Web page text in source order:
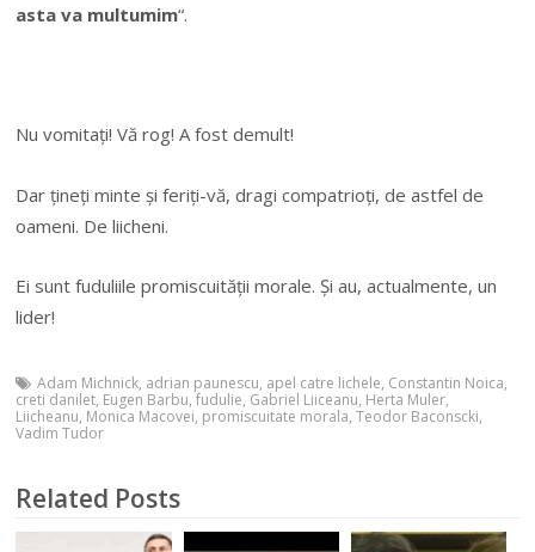
asta va multumim“.
Nu vomitați! Vă rog! A fost demult!
Dar țineți minte și feriți-vă, dragi compatrioți, de astfel de
oameni. De liicheni.
Ei sunt fuduliile promiscuității morale. Și au, actualmente, un
lider!
Adam Michnick, adrian paunescu, apel catre lichele, Constantin Noica,
creti danilet, Eugen Barbu,fudulie, Gabriel Liiceanu, Herta Muler,
Liicheanu, Monica Macovei, promiscuitate morala,Teodor Baconscki,
Vadim Tudor
Related Posts